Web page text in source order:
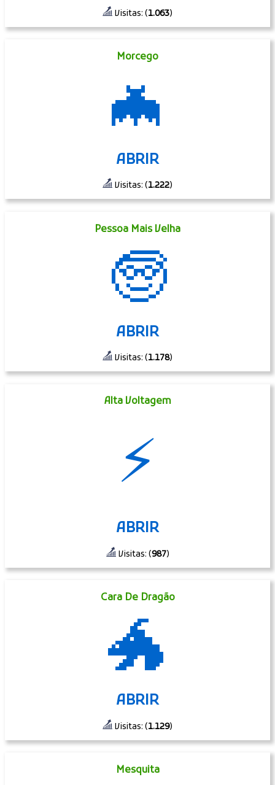
Visitas: (1.063)
Morcego
🦇
ABRIR
Visitas: (1.222)
Pessoa Mais Velha
🧓
ABRIR
Visitas: (1.178)
Alta Voltagem
⚡
ABRIR
Visitas: (987)
Cara De Dragão
🐲
ABRIR
Visitas: (1.129)
Mesquita